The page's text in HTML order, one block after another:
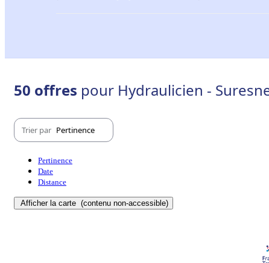
50 offres pour Hydraulicien -
Trier par Pertinence
Pertinence
Date
Distance
Afficher la carte (contenu non-accessible)